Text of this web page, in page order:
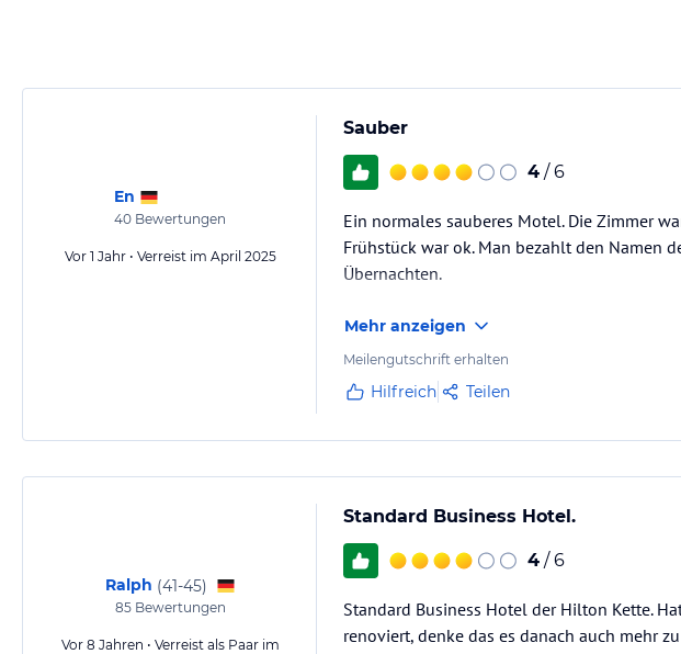
En
40 Bewertungen
Vor 1 Jahr • Verreist im April 2025
Sauber
4 / 6
Ein normales sauberes Motel. Die Zimmer
Frühstück war ok. Man bezahlt den Namen
Übernachten.
Mehr anzeigen
Meilengutschrift erhalten
Hilfreich Teilen
Ralph (41-45)
85Bewertungen
Vor 8 Jahren • Verreist als Paar im
Standard Business Hotel.
4 / 6
Standard Business Hotel der Hilton Kette.
renoviert, denke das es danach auch mehr